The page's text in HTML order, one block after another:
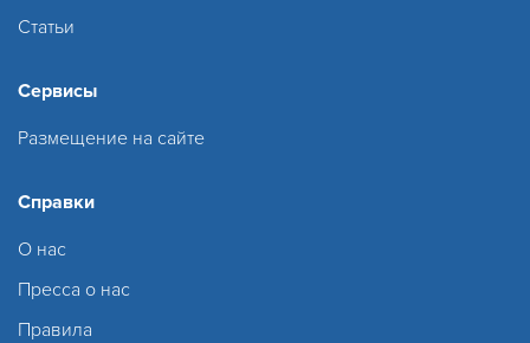
Статьи
Сервисы
Размещение на сайте
Справки
О нас
Пресса о нас
Правила